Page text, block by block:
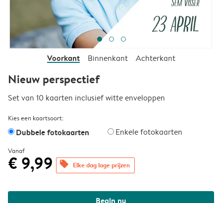
Voorkant Binnenkant Achterkant
Nieuw perspectief
Set van 10 kaarten inclusief witte enveloppen
Kies een kaartsoort:
Dubbele fotokaarten Enkele fotokaarten
Vanaf
€ 9,99 offers Elke dag lage prijzen
Begin nu